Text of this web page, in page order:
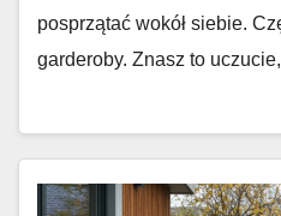
posprzątać wokół siebie.
garderoby. Znasz to